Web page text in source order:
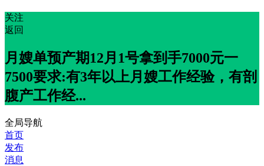
关注
返回
月嫂单预产期12月1号拿到手7000元一
7500要求:有3年以上月嫂工作经验，有剖
腹产工作经...
全局导航
首页
发布
消息